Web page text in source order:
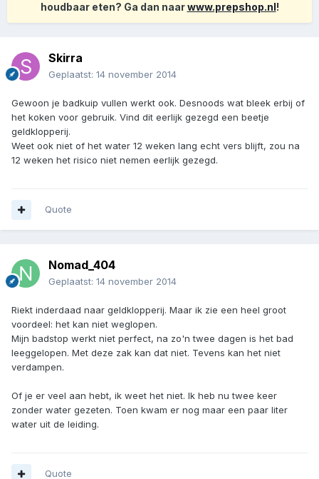
houdbaar eten? Ga dan naarwww.prepshop.nl!
Skirra
Geplaatst: 14 november 2014
Gewoon je badkuip vullen werkt ook. Desnoods wat bleek erbij of
het koken voor gebruik. Vind dit eerlijk gezegd een beetje
geldklopperij.
Weet ook niet of het water 12 weken lang echt vers blijft, zou na
12 weken het risico niet nemen eerlijk gezegd.
Quote
Nomad_404
Geplaatst: 14 november 2014
Riekt inderdaad naar geldklopperij. Maar ik zie een heel groot
voordeel: het kan niet weglopen.
Mijn badstop werkt niet perfect, na zo'n twee dagen is het bad
leeggelopen. Met deze zak kan dat niet. Tevens kan het niet
verdampen.
Of je er veel aan hebt, ik weet het niet. Ik heb nu twee keer
zonder water gezeten. Toen kwam er nog maar een paar liter
water uit de leiding.
Quote